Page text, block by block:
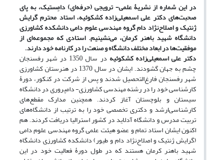
در این شماره از نشریۀ علمی- ترویجی (حرفه‌ای) دامِستیک، به پای
صحبتهای دکتر علی اسمعیلی‌زاده کشکوئیه، استاد محترم گرایش
ژنتیک و اصلاح‌نژاد دام گروه مهندسی علوم دامی دانشکده کشاورزی
دانشگاه شهید باهنر کرمان، می‌نشینیم. استادی که مجموعه‌ای از
موفقیت‌ها در ابعاد مختلف دانشگاه و صنعت را در کارنامه خود دارند.
دکتر علی اسمعیلی‌زاده کشکوئیه در سال 1350 در شهر رفسنجان
چشم به جهان گشودند. ایشان در سال 1370 در هنرستان کشاورزی
شهر رفسنجان فارغ‌التحصیل شدند و پس از شرکت در کنکور، دورۀ
کارشناسی خود را در رشته مهندسی کشاورزی- دامپروری در دانشگاه
سیستان و بلوچستان آغاز کردند. همچنین مدارک مقطع‌های
کارشناسی‌ارشد و دکتری تخصصی خود را به ترتیب از دانشگاه‌های
تربیت مدرس و‌ دانشگاه آدلاید در کشور استرالیا دریافت کردند. هم
اکنون ایشان استاد تمام و عضو هیئت علمی گروه مهندسی علوم دامی
(گرایش ژنتیک و اصلاح‌نژاد دام و طیور) دانشکده کشاورزی دانشگاه
شهید باهنر کرمان هستند که در طول دورۀ فعالیت خود در این